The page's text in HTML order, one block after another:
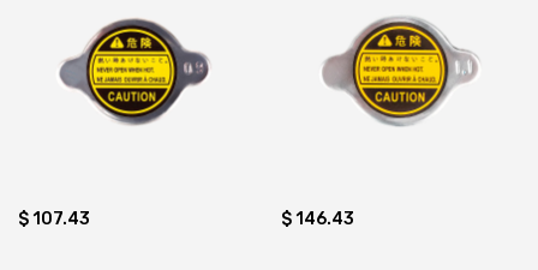
$ 107.43 $ 146.43